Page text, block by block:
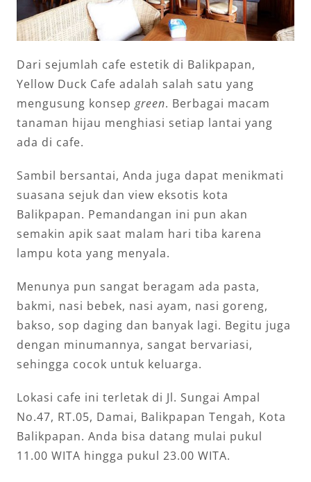
Dari sejumlah cafe estetik di Balikpapan,
Yellow Duck Cafe adalah salah satu yang
mengusung konsep green. Berbagai macam
tanaman hijau menghiasi setiap lantai yang
ada di cafe.
Sambil bersantai, Anda juga dapat menikmati
suasana sejuk dan view eksotis kota
Balikpapan. Pemandangan ini pun akan
semakin apik saat malam hari tiba karena
lampu kota yang menyala.
Menunya pun sangat beragam ada pasta,
bakmi, nasi bebek, nasi ayam, nasi goreng,
bakso, sop daging dan banyak lagi. Begitu juga
dengan minumannya, sangat bervariasi,
sehingga cocok untuk keluarga.
Lokasi cafe ini terletak di Jl. Sungai Ampal
No.47, RT.05, Damai, Balikpapan Tengah, Kota
Balikpapan. Anda bisa datang mulai pukul
11.00 WITA hingga pukul 23.00 WITA.